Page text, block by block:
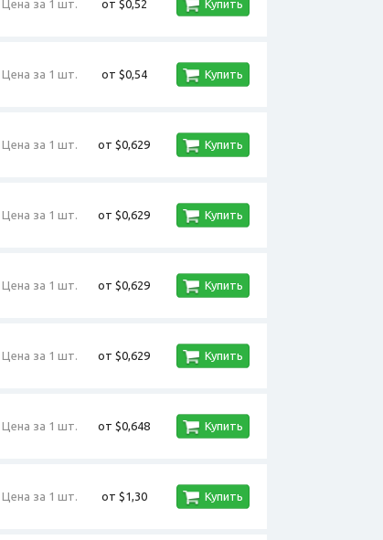
Цена за 1 шт. от $0,52 Купить
Цена за 1 шт. от $0,54 Купить
Цена за 1 шт. от $0,629 Купить
Цена за 1 шт. от $0,629 Купить
Цена за 1 шт. от $0,629 Купить
Цена за 1 шт. от $0,629 Купить
Цена за 1 шт. от $0,648 Купить
Цена за 1 шт. от $1,30 Купить